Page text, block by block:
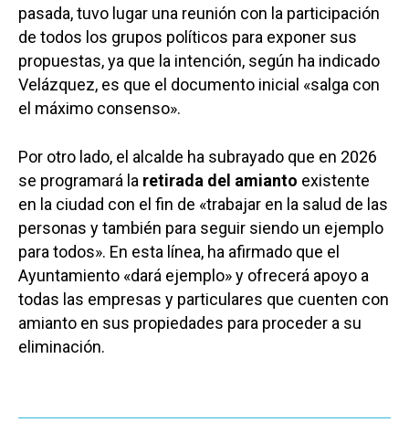
pasada, tuvo lugar una reunión con la participación
de todos los grupos políticos para exponer sus
propuestas, ya que la intención, según ha indicado
Velázquez, es que el documento inicial «salga con
el máximo consenso».
Por otro lado, el alcalde ha subrayado que en 2026
se programará la retirada del amianto existente
en la ciudad con el fin de «trabajar en la salud de las
personas y también para seguir siendo un ejemplo
para todos». En esta línea, ha afirmado que el
Ayuntamiento «dará ejemplo» y ofrecerá apoyo a
todas las empresas y particulares que cuenten con
amianto en sus propiedades para proceder a su
eliminación.